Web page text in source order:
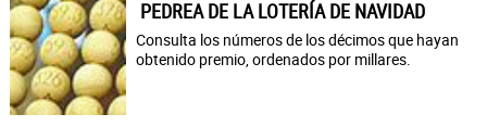
PEDREA DE LA LOTERÍA DE NAVIDAD
Consulta los números de los décimos que hayan
obtenido premio, ordenados por millares.